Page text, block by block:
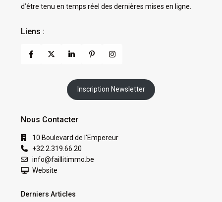
d’être tenu en temps réel des dernières mises en ligne.
Liens :
Inscription Newsletter
Nous Contacter
10 Boulevard de l'Empereur
+32.2.319.66.20
info@faillitimmo.be
Website
Derniers Articles